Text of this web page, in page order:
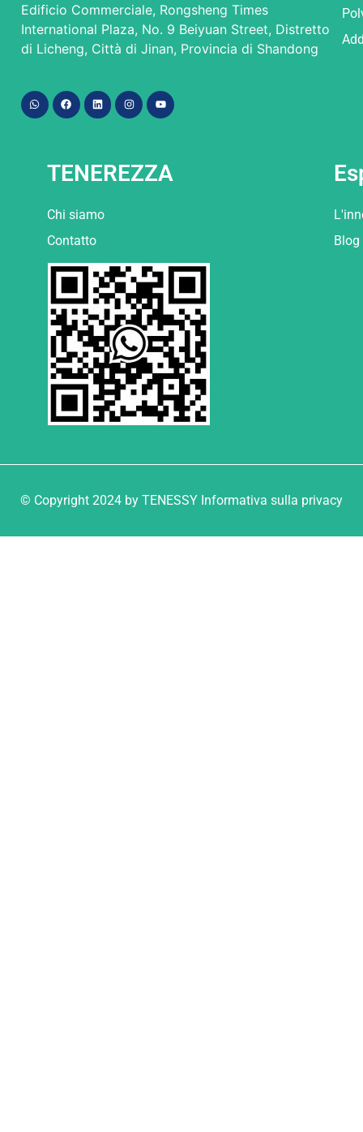
Edificio Commerciale, Rongsheng Times
International Plaza, No. 9 Beiyuan Street, Distretto
di Licheng, Città di Jinan, Provincia di Shandong
TENEREZZA
Chi siamo
Contatto
Blog
© Copyright 2024 by TENESSY Informativa sulla privacy